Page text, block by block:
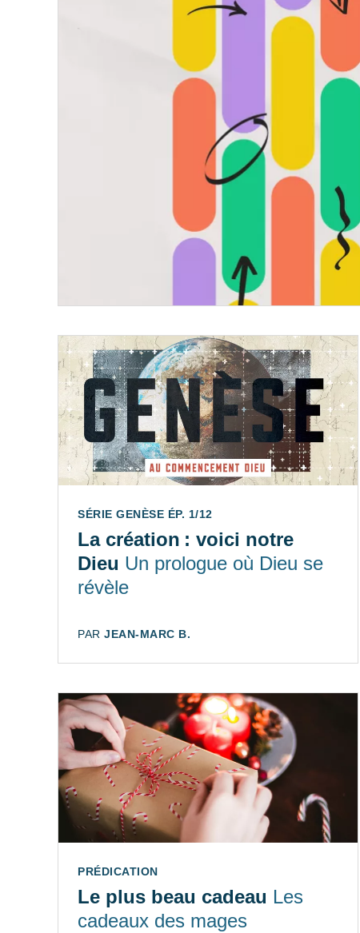
SÉRIE GENÈSE ÉP. 1/12
La création : voici notre
Dieu Un prologue où Dieu se
révèle
AUTEUR:
PAR JEAN-MARC B.
TYPE:
PRÉDICATION
Le plus beau cadeau Les
cadeaux des mages